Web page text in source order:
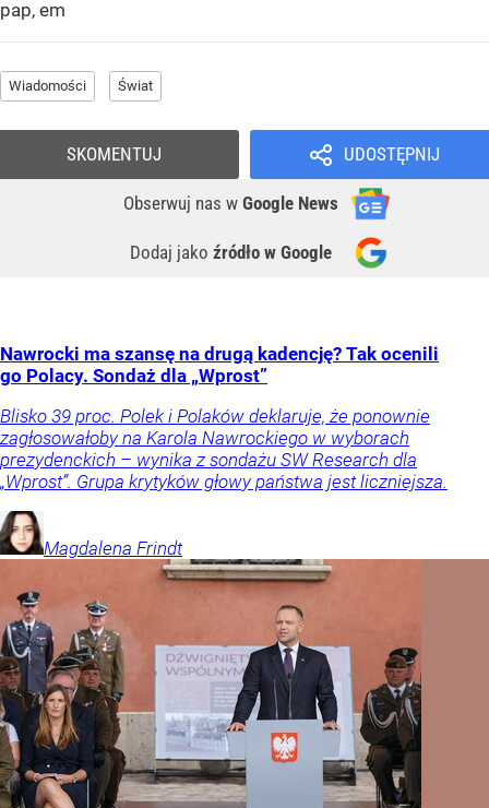
pap, em
Wiadomości Świat
UDOSTĘPNIJ
Obserwuj nas w Google News
Dodaj jako źródło w Google
SKOMENTUJ
Nawrocki ma szansę na drugą kadencję? Tak ocenili
go Polacy. Sondaż dla „Wprost”
Blisko 39 proc. Polek i Polaków deklaruje, że ponownie
zagłosowałoby na Karola Nawrockiego w wyborach
prezydenckich – wynika z sondażu SW Research dla
„Wprost”. Grupa krytyków głowy państwa jest liczniejsza.
Magdalena Frindt